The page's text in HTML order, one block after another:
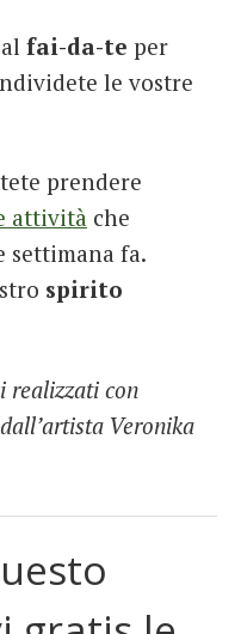
fai-da-te per
le vostre
prendere
attività che
settimana fa.
spirito
realizzati con
Veronika